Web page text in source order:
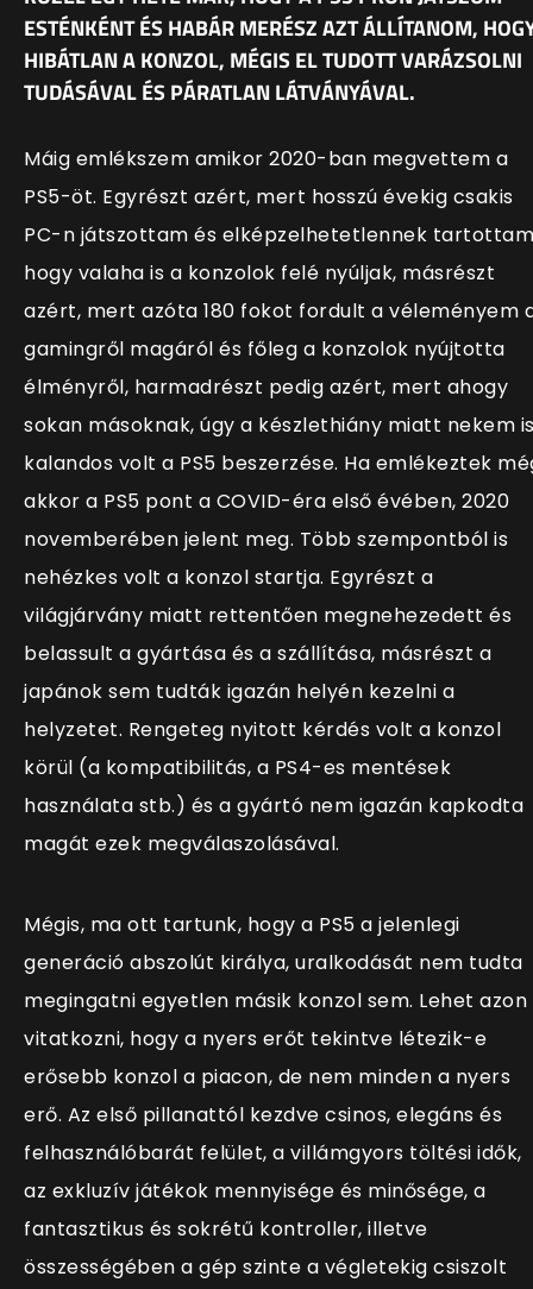
ESTÉNKÉNT ÉS HABÁR MERÉSZ AZT ÁLLÍTANOM,
HIBÁTLAN A KONZOL, MÉGIS EL TUDOTT VARÁZSOLNI
TUDÁSÁVAL ÉS PÁRATLAN LÁTVÁNYÁVAL.
Máig emlékszem amikor 2020-ban megvettem a
PS5-öt. Egyrészt azért, mert hosszú évekig csakis
PC-n játszottam és elképzelhetetlennek
hogy valaha is a konzolok felé nyúljak, másrészt
azért, mert azóta 180 fokot fordult a véleményem
gamingről magáról és főleg a konzolok nyújtotta
élményről, harmadrészt pedig azért, mert ahogy
sokan másoknak, úgy a készlethiány miatt nekem
kalandos volt a PS5 beszerzése. Ha emlékeztek
akkor a PS5 pont a COVID-éra első évében, 2020
novemberében jelent meg. Több szempontból is
nehézkes volt a konzol startja. Egyrészt a
világjárvány miatt rettentően megnehezedett és
belassult a gyártása és a szállítása, másrészt a
japánok sem tudták igazán helyén kezelni a
helyzetet. Rengeteg nyitott kérdés volt a konzol
körül (a kompatibilitás, a PS4-es mentések
használata stb.) és a gyártó nem igazán kapkodta
magát ezek megválaszolásával.
Mégis, ma ott tartunk, hogy a PS5 a jelenlegi
generáció abszolút királya, uralkodását nem tudta
megingatni egyetlen másik konzol sem. Lehet azon
vitatkozni, hogy a nyers erőt tekintve létezik-e
erősebb konzol a piacon, de nem minden a nyers
erő. Az első pillanattól kezdve csinos, elegáns és
felhasználóbarát felület, a villámgyors töltési idők,
az exkluzív játékok mennyisége és minősége, a
fantasztikus és sokrétű kontroller, illetve
összességében a gép szinte a végletekig csiszolt